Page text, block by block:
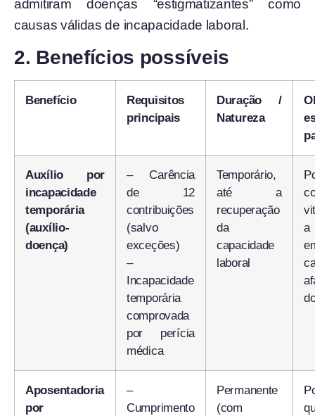
admitiram doenças “estigmatizantes” como
causas válidas de incapacidade laboral.
2. Benefícios possíveis
Benefício
Requisitos
principais
Duração /
Natureza
Auxílio por
incapacidade
temporária
(auxílio-
doença)
– Carência
de 12
contribuições
(salvo
exceções)
–
Incapacidade
temporária
comprovada
por perícia
médica
Temporário,
até a
recuperação
da
capacidade
laboral
a
Aposentadoria
por
–
Cumprimento
Permanente
(com